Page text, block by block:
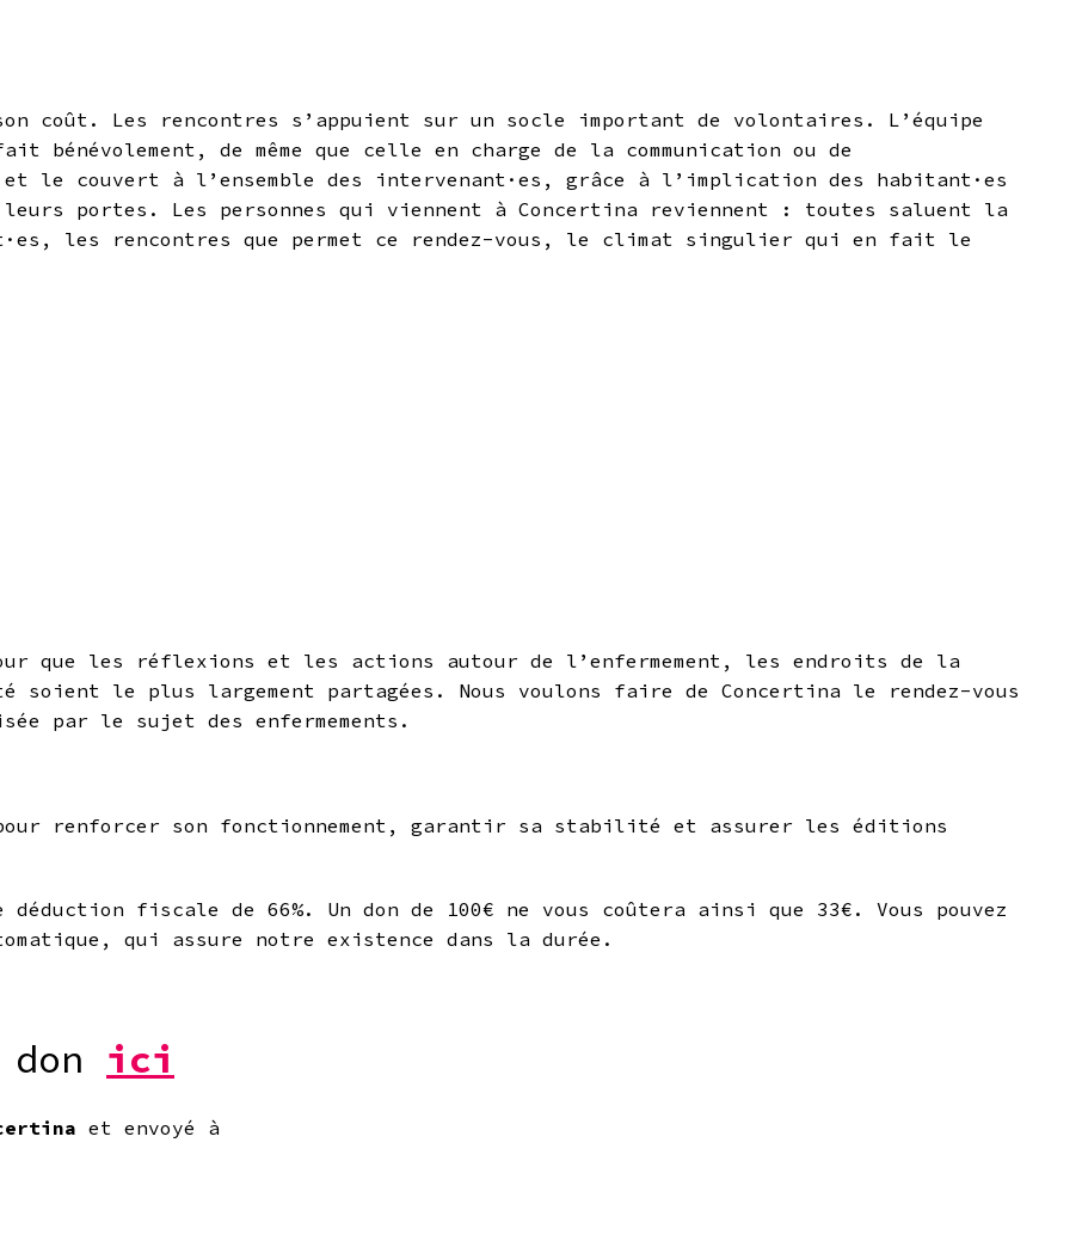
coût. Les rencontres s’appuient sur un socle important de volontaires. L’équipe
bénévolement, de même que celle en charge de la communication ou de
le couvert à l’ensemble des intervenant·es, grâce à l’implication des habitant·es
portes. Les personnes qui viennent à Concertina reviennent : toutes saluent la
les rencontres que permet ce rendez-vous, le climat singulier qui en fait le
que les réflexions et les actions autour de l ’ enfermement, les endroits de la
le plus largement partagées. Nous voulons faire de Concertina le rendez-vous
par le sujet des enfermements.
renforcer son fonctionnement, garantir sa stabilité et assurer les éditions
fiscale de 66%. Un don de 100€ ne vous coûtera ainsi que 33€. Vous pouvez
qui assure notre existence dans la durée.
ici
et envoyé à